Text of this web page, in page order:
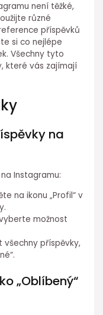
není těžké,
různé
příspěvků
si co nejlépe
Všechny tyto
které vás zajímají
na
Instagramu:
na ikonu „Profil“ v
možnost
příspěvky,
„Oblíbený“